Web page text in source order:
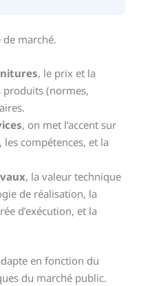
marché.
, le prix et la
(normes,
, on met l’accent sur
compétences, et la
, la valeur technique
de réalisation, la
d’exécution, et la
en fonction du
du marché public.